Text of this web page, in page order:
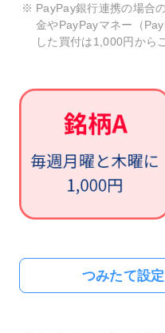
PayPay銀行連携の場合
金やPayPayマネー（
した買付は1,000円から
つみたて設